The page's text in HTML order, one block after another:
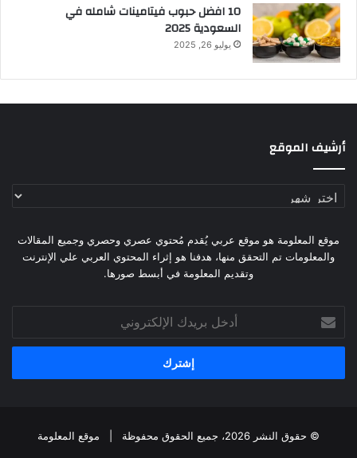
10 افضل حبوب فيتامينات شامله​ في
السعودية 2025
يوليو 26, 2025
أرشيف الموقع
أرشيف
موقع المعلومة هو موقع عربي يُقدم مُحتوي عصري وحصري وجميع المقالات
والمعلومات تم التحقق منها، هدفنا هو إثراء المحتوي العربي علي الإنترنت
وتقديم المعلومة في أبسط صورها.
بريدك
الإلكتروني
© حقوق النشر 2026، جميع الحقوق محفوظة | موقع المعلومة